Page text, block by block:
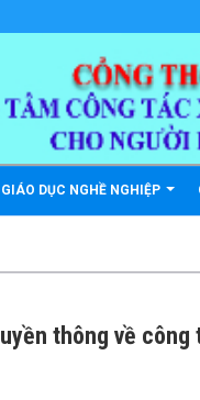
GIÁO DỤC NGHỀ NGHIỆP
thông về